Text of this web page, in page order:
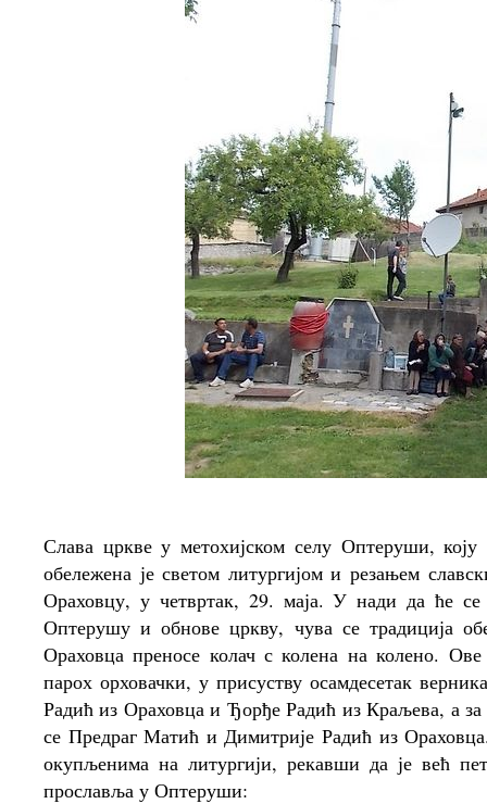
Слава цркве у метохијском селу Оптеруши,
обележена је светом литургијом и резањем
Ораховцу, у четвртак, 29. маја. У нади да ће
Оптерушу и обнове цркву, чува се традиција
Ораховца преносе колач с колена на колено.
парох орховачки, у присуству осамдесетак
Радић из Ораховца и Ђорђе Радић из Краљева, а
се Предраг Матић и Димитрије Радић из
окупљенима на литургији, рекавши да је већ
прославља у Оптеруши: